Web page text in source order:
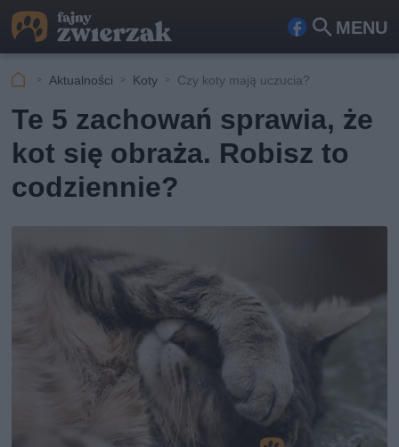
MENU
Fa
ook
Szu
kaj
Aktualności Koty Czy koty mają uczucia?
Te 5 zachowań sprawia, że
kot się obraża. Robisz to
codziennie?